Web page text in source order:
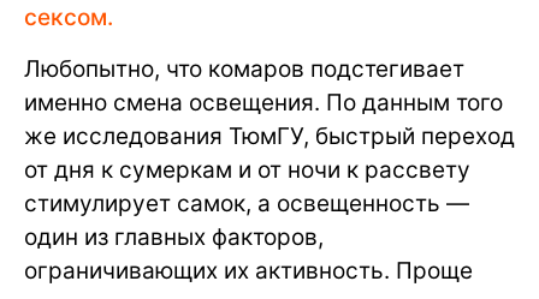
сексом.
Любопытно, что комаров подстегивает
именно смена освещения. По данным того
же исследования ТюмГУ, быстрый переход
от дня к сумеркам и от ночи к рассвету
стимулирует самок, а освещенность —
один из главных факторов,
ограничивающих их активность. Проще